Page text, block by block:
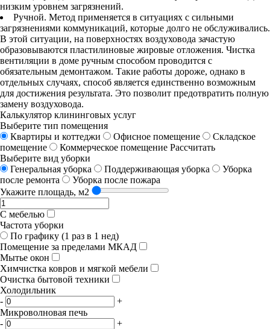
низким уровнем загрязнений.
Ручной. Метод применяется в ситуациях с сильными
загрязнениями коммуникаций, которые долго не обслуживались.
В этой ситуации, на поверхностях воздуховода зачастую
образовываются пластилиновые жировые отложения. Чистка
вентиляции в доме ручным способом проводится с
обязательным демонтажом. Такие работы дороже, однако в
отдельных случаях, способ является единственно возможным
для достижения результата. Это позволит предотвратить полную
замену воздуховода.
Калькулятор клининговых услуг
Выберите тип помещения
Квартиры и коттеджи
Офисное помещение
Складское
помещение
Коммерческое помещение Рассчитать
Выберите вид уборки
Генеральная уборка
Поддерживающая уборка
Уборка
после ремонта
Уборка после пожара
Укажите площадь, м2
С мебелью
Частота уборки
По графику (1 раз в 1 нед)
Помещение за пределами МКАД
Мытье окон
Химчистка ковров и мягкой мебели
Очистка бытовой техники
Холодильник
-
+
Микроволновая печь
-
+